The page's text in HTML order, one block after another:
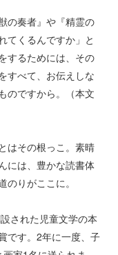
の奏者』や『精霊の
てくるんですか」と
するためには、その
すべて、お伝えしな
のですから。（本文
はその根っこ。素晴
には、豊かな読書体
りがここに。
された児童文学の本
です。2年に一度、子